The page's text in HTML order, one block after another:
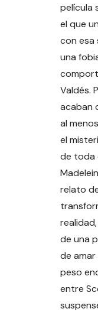
película
el que
con esa
una
Valdés.
acaban
al
el
de toda
relato
de una
de
peso
entre